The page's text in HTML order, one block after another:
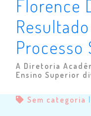
Florence
Processo
A Diretoria
Ensino Superior
Sem categoria